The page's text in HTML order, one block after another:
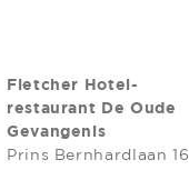
Fletcher Hotel-
restaurant De Oude
Gevangenis
Prins Bernhardlaan 16